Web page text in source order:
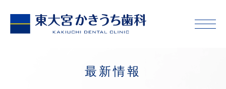
最新情報